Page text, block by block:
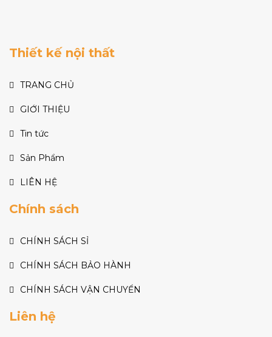
Thiết kế nội thất
TRANG CHỦ
GIỚI THIỆU
Tin tức
Sản Phẩm
LIÊN HỆ
Chính sách
CHÍNH SÁCH SỈ
CHÍNH SÁCH BẢO HÀNH
CHÍNH SÁCH VẬN CHUYỂN
Liên hệ